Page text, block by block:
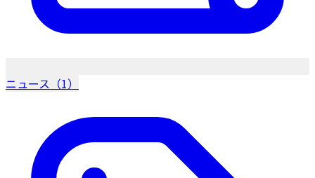
ニュース（1）